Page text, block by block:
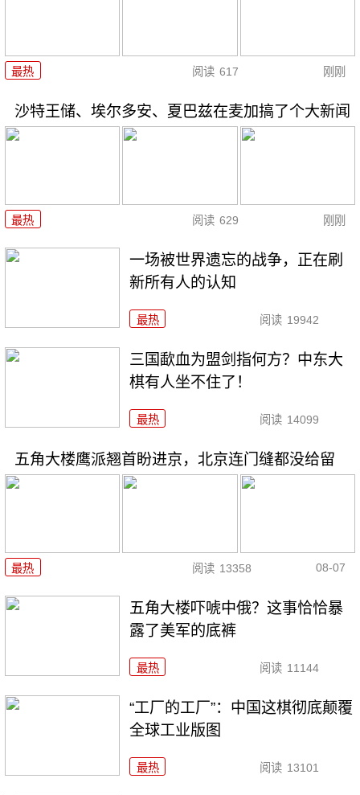
最热 阅读 617 刚刚
沙特王储、埃尔多安、夏巴兹在麦加搞了个大新闻
最热 阅读 629 刚刚
一场被世界遗忘的战争，正在刷
新所有人的认知
最热 阅读 19942
三国歃血为盟剑指何方？中东大
棋有人坐不住了！
最热 阅读 14099
五角大楼鹰派翘首盼进京，北京连门缝都没给留
最热 阅读 13358 08-07
五角大楼吓唬中俄？这事恰恰暴
露了美军的底裤
最热 阅读 11144
“工厂的工厂”：中国这棋彻底颠覆
全球工业版图
最热 阅读 13101